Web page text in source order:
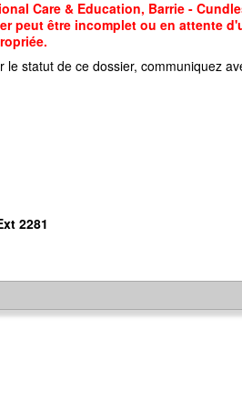
Care & Education, Barrie -
peut être incomplet ou en attente
statut de ce dossier, communiquez
2281